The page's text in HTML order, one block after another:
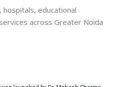
educational
across Greater Noida